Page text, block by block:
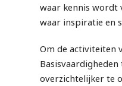
waar kennis wordt
waar inspiratie en
Om de activiteiten
overzichtelijker te